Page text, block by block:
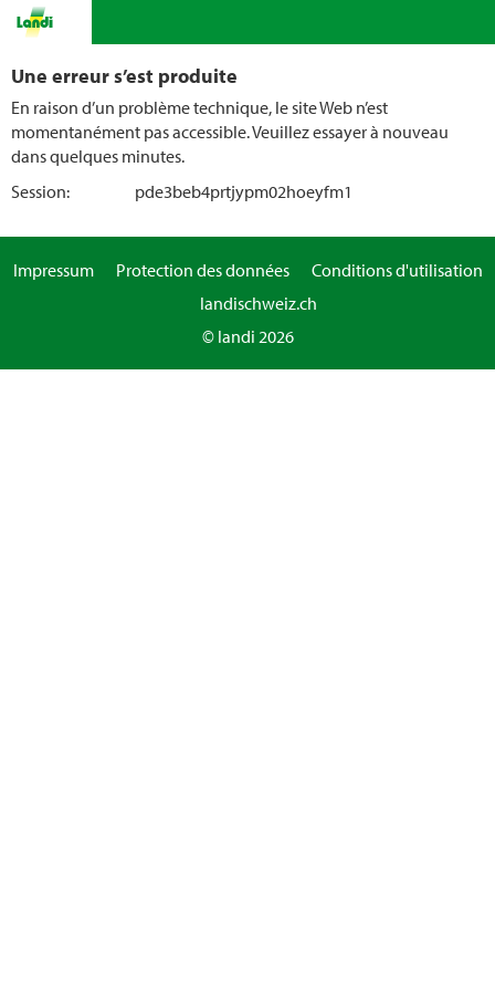
Une erreur s’est produite
En raison d’un problème technique, le site Web n’est
momentanément pas accessible. Veuillez essayer à nouveau
dans quelques minutes.
Session:
pde3beb4prtjypm02hoeyfm1
Impressum Protection des données
Conditions d'utilisation
landischweiz.ch
© landi 2026